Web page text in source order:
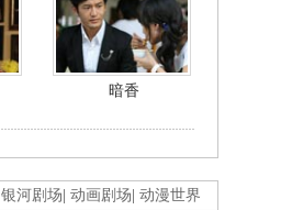
暗香
银河剧场 动画剧场 动漫世界